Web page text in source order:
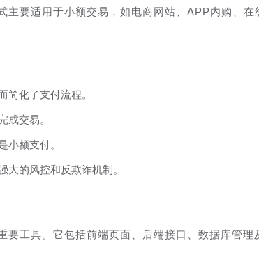
主要适用于小额交易，如电商网站、APP内购、在
简化了支付流程。
成交易。
小额支付。
大的风控和反欺诈机制。
工具。它包括前端页面、后端接口、数据库管理